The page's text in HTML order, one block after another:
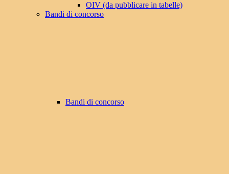
OIV (da pubblicare in tabelle)
Bandi di concorso
Bandi di concorso